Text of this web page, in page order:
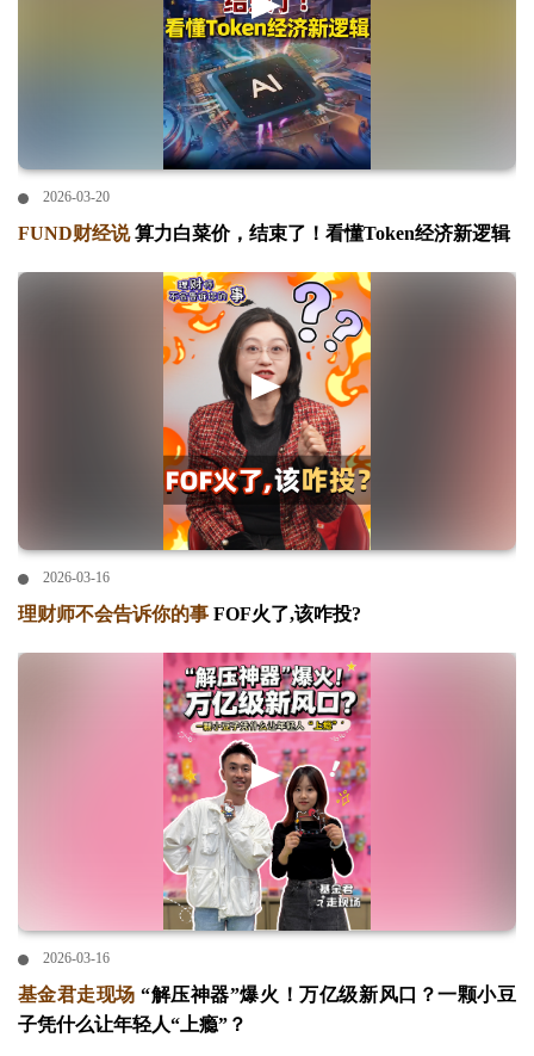
2026-03-20
FUND财经说算力白菜价，结束了！看懂Token经济新逻辑
2026-03-16
理财师不会告诉你的事 FOF火了,该咋投?
2026-03-16
基金君走现场 “解压神器”爆火！万亿级新风口？一颗小豆
子凭什么让年轻人“上瘾”？